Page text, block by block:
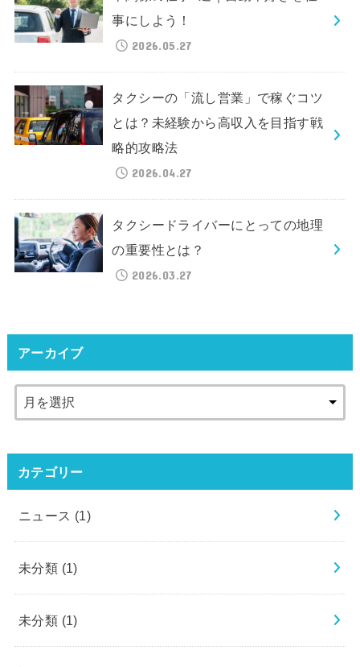
事にしよう！
2026.05.27
タクシーの「流し営業」で稼ぐコツ
とは？未経験から高収入を目指す戦
略的攻略法
2026.04.27
タクシードライバーにとっての地理
の重要性とは？
2026.03.27
アーカイブ
カテゴリー
ニュース (1)
未分類 (1)
未分類 (1)